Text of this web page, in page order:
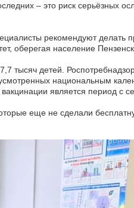
– это риск серьёзных
рекомендуют делать
оберегая население
тысяч детей.
национальным
является период с
еще не сделали